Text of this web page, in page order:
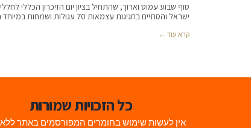
סוף שבוע עמוס וארוך, שהתחיל בציון יום הזיכרון הכללי
ישראל והסתיים בחגיגות עצמאות 70 עגולות ושמחות במיוחד הניב
קרא עוד ←
כל הזכויות שמורות
אין לעשות שימוש בחומרים המפורסמים באתר ללא